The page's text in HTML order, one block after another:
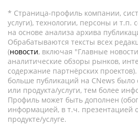
* Страница-профиль компании,
услуги), технологии, персоны и т.п.
на основе анализа архива
Обрабатываются тексты всех
(новости, включая "Главные
аналитические обзоры рынков,
содержание партнёрских
больше публикаций на CNews
или продукта/услуги, тем более
Профиль может быть дополнен
информацией, в т.ч. презентацией
продукте/услуге.